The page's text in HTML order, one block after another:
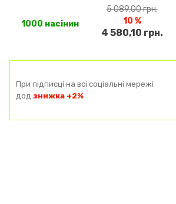
1000 насінин
5 089,00 грн.
10 %
4 580,10 грн.
При підписці на всі соціальні мережі
дод.знижка +2%